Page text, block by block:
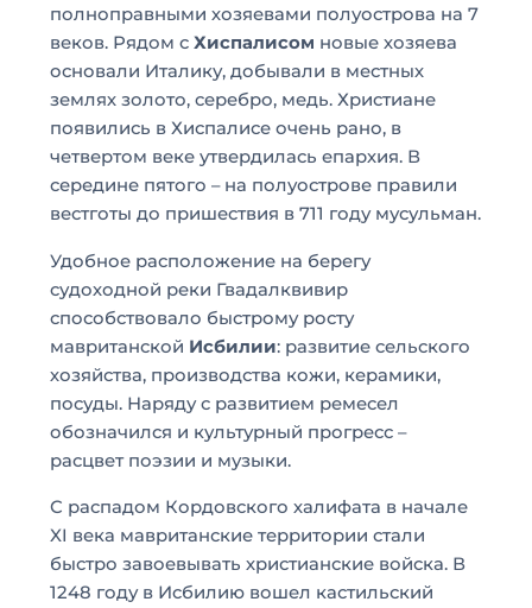
полноправными хозяевами полуострова на 7
веков. Рядом с Хиспалисом новые хозяева
основали Италику, добывали в местных
землях золото, серебро, медь. Христиане
появились в Хиспалисе очень рано, в
четвертом веке утвердилась епархия. В
середине пятого – на полуострове правили
вестготы до пришествия в 711 году мусульман.
Удобное расположение на берегу
судоходной реки Гвадалквивир
способствовало быстрому росту
мавританской Исбилии: развитие сельского
хозяйства, производства кожи, керамики,
посуды. Наряду с развитием ремесел
обозначился и культурный прогресс –
расцвет поэзии и музыки.
С распадом Кордовского халифата в начале
XI века мавританские территории стали
быстро завоевывать христианские войска. В
1248 году в Исбилию вошел кастильский